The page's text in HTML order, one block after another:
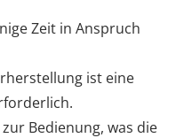
Zeit in Anspruch
ist eine
Bedienung, was die